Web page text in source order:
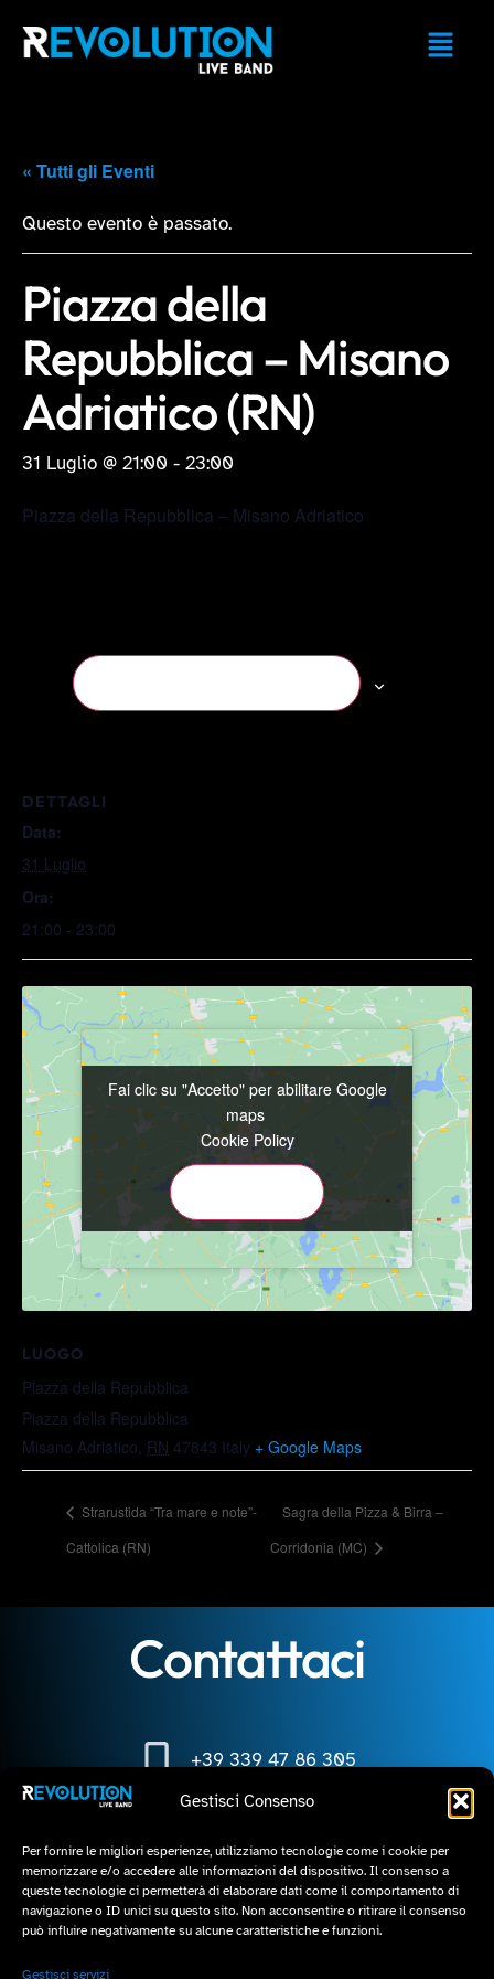
Gestisci Consenso
Per fornire le migliori esperienze, utilizziamo tecnologie come i cookie per
memorizzare e/o accedere alle informazioni del dispositivo. Il consenso a
queste tecnologie ci permetterà di elaborare dati come il comportamento di
navigazione o ID unici su questo sito. Non acconsentire o ritirare il consenso
può influire negativamente su alcune caratteristiche e funzioni.
Gestisci servizi
« Tutti gli Eventi
Questo evento è passato.
Piazza della
Repubblica – Misano
Adriatico (RN)
31 Luglio @ 21:00 - 23:00
Piazza della Repubblica – Misano Adriatico
DETTAGLI
Data:
31 Luglio
Ora:
21:00 - 23:00
LUOGO
Piazza della Repubblica
Piazza della Repubblica
Misano Adriatico, RN 47843 Italy + Google Maps
Fai clic su "Accetto" per abilitare Google
maps
Cookie Policy
Fai clic su "Accetto" per abilitare Google
maps
Cookie Policy
Strarustida “Tra mare e note”-
Cattolica (RN)
Sagra della Pizza & Birra –
Corridonia (MC)
Contattaci
+39 339 47 86 305
info@revolutionliveband.com